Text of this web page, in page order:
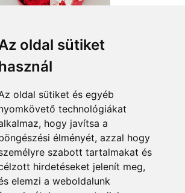
oldal sütiket
oldal sütiket és egyéb
technológiákat
hogy javítsa a
élményét, azzal hogy
szabott tartalmakat és
hirdetéseket jelenít meg,
elemzi a weboldalunk
Édes álom
11 880 Ft-tól
Elfogadott fizetési módok